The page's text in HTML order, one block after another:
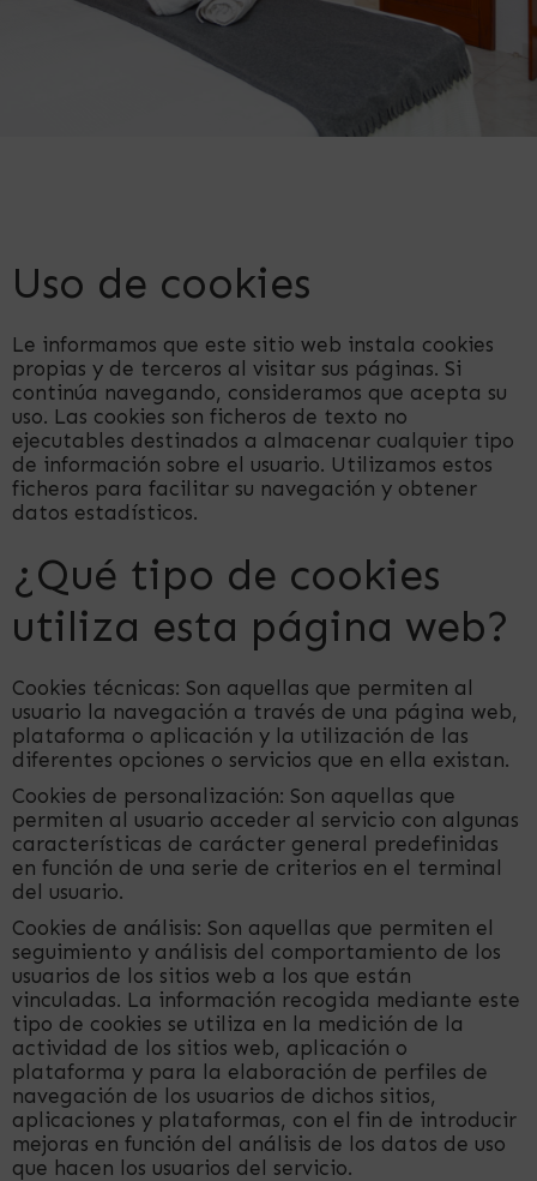
Uso de cookies
Le informamos que este sitio web instala cookies
propias y de terceros al visitar sus páginas. Si
continúa navegando, consideramos que acepta su
uso. Las cookies son ficheros de texto no
ejecutables destinados a almacenar cualquier tipo
de información sobre el usuario. Utilizamos estos
ficheros para facilitar su navegación y obtener
datos estadísticos.
¿Qué tipo de cookies
utiliza esta página web?
Cookies técnicas: Son aquellas que permiten al
usuario la navegación a través de una página web,
plataforma o aplicación y la utilización de las
diferentes opciones o servicios que en ella existan.
Cookies de personalización: Son aquellas que
permiten al usuario acceder al servicio con algunas
características de carácter general predefinidas
en función de una serie de criterios en el terminal
del usuario.
Cookies de análisis: Son aquellas que permiten el
seguimiento y análisis del comportamiento de los
usuarios de los sitios web a los que están
vinculadas. La información recogida mediante este
tipo de cookies se utiliza en la medición de la
actividad de los sitios web, aplicación o
plataforma y para la elaboración de perfiles de
navegación de los usuarios de dichos sitios,
aplicaciones y plataformas, con el fin de introducir
mejoras en función del análisis de los datos de uso
que hacen los usuarios del servicio.